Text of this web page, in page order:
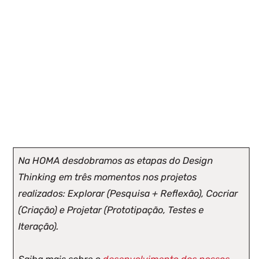
Na HOMA desdobramos as etapas do Design
Thinking em três momentos nos projetos
realizados: Explorar (Pesquisa + Reflexão), Cocriar
(Criação) e Projetar (Prototipação, Testes e
Iteração).